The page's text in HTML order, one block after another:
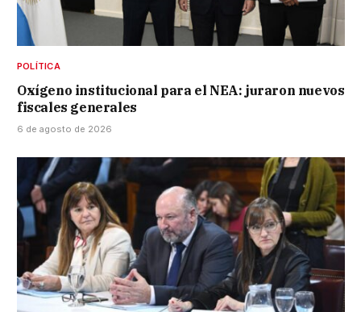
POLÍTICA
Oxígeno institucional para el NEA: juraron nuevos
fiscales generales
6 de agosto de 2026